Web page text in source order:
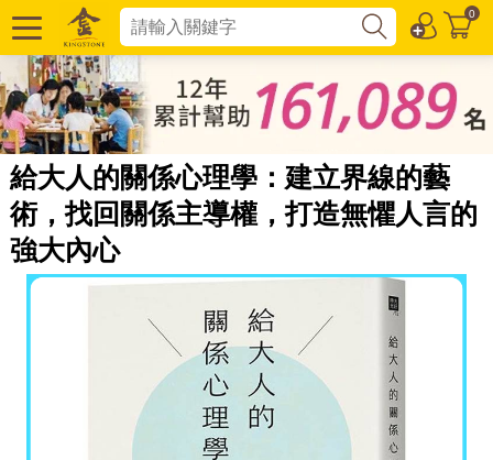
0
給大人的關係心理學：建立界線的藝
術，找回關係主導權，打造無懼人言的
強大內心